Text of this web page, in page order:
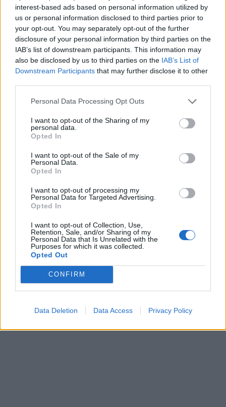
interest-based ads based on personal information utilized by
us or personal information disclosed to third parties prior to
your opt-out. You may separately opt-out of the further
disclosure of your personal information by third parties on the
IAB’s list of downstream participants. This information may
also be disclosed by us to third parties on the IAB’s List of
Downstream Participants that may further disclose it to other
Personal Data Processing Opt Outs
I want to opt-out of the Sharing of my
personal data.
Opted In
I want to opt-out of the Sale of my
Personal Data.
Opted In
I want to opt-out of processing my
Personal Data for Targeted Advertising.
Opted In
I want to opt-out of Collection, Use,
Retention, Sale, and/or Sharing of my
Personal Data that Is Unrelated with the
Purposes for which it was collected.
Opted Out
CONFIRM
Data Deletion Data Access Privacy Policy